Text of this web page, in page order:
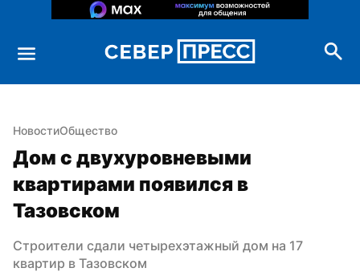
НовостиОбщество
Дом с двухуровневыми
квартирами появился в
Тазовском
Строители сдали четырехэтажный дом на 17
квартир в Тазовском